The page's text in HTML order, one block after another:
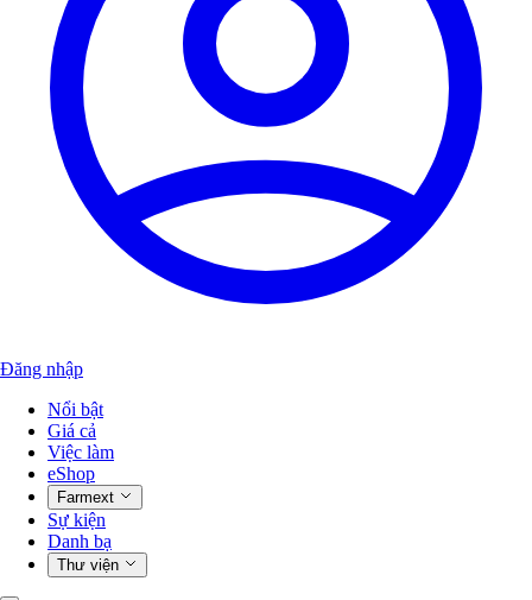
Đăng nhập
Nổi bật
Giá cả
Việc làm
eShop
Farmext
Sự kiện
Danh bạ
Thư viện